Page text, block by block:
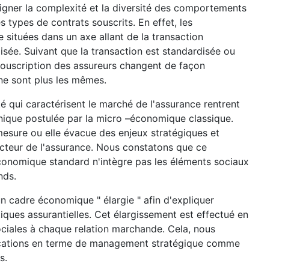
la complexité et la diversité des comportements
types de contrats souscrits. En effet, les
dans un axe allant de la transaction
Suivant que la transaction est standardisée ou
des assureurs changent de façon
sont plus les mêmes.
qui caractérisent le marché de l'assurance rentrent
postulée par la micro –économique classique.
ou elle évacue des enjeux stratégiques et
de l'assurance. Nous constatons que ce
standard n'intègre pas les éléments sociaux
cadre économique " élargie " afin d'expliquer
assurantielles. Cet élargissement est effectué en
à chaque relation marchande. Cela, nous
en terme de management stratégique comme